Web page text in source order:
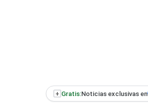
+ Gratis:Noticias exclusivas en